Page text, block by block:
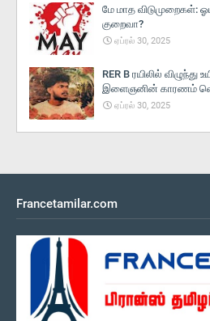
மே மாத விடுமுறைகள்:
குறைவா?
ஏப்ரல் 30, 2025
RER B ரயிலில் விழுந்து
இளைஞனின் காரணம்
ஏப்ரல் 30, 2025
Francetamilar.com